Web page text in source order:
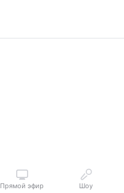
Прямой эфир Шоу